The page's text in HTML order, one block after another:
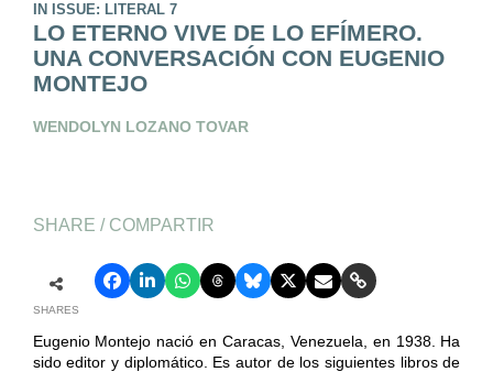
IN ISSUE: LITERAL 7
LO ETERNO VIVE DE LO EFÍMERO.
UNA CONVERSACIÓN CON EUGENIO
MONTEJO
WENDOLYN LOZANO TOVAR
SHARE / COMPARTIR
SHARES
Eugenio Montejo nació en Caracas, Venezuela, en 1938. Ha
sido editor y diplomático. Es autor de los siguientes libros de